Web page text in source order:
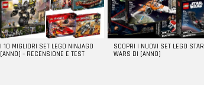
I 10 MIGLIORI SET LEGO NINJAGO
[ANNO] – RECENSIONE E TEST
SCOPRI I NUOVI SET LEGO STAR
WARS DI [ANNO]